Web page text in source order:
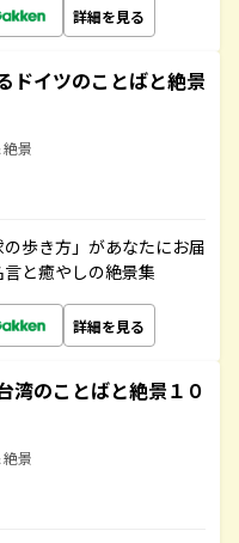
詳細を見る
ドイツのことばと絶景
景
歩き方」があなたにお届
と癒やしの絶景集
詳細を見る
湾のことばと絶景１０
景